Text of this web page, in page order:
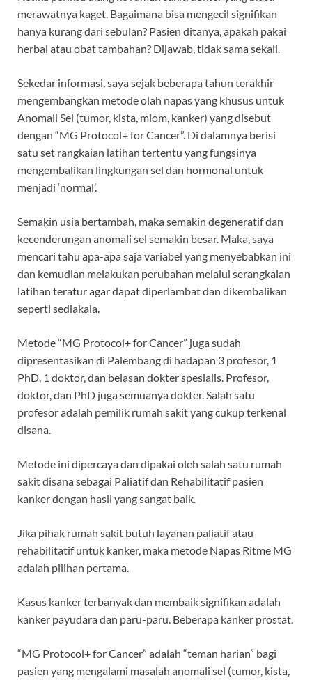
merawatnya kaget. Bagaimana bisa mengecil signifikan
hanya kurang dari sebulan? Pasien ditanya, apakah pakai
herbal atau obat tambahan? Dijawab, tidak sama sekali.
Sekedar informasi, saya sejak beberapa tahun terakhir
mengembangkan metode olah napas yang khusus untuk
Anomali Sel (tumor, kista, miom, kanker) yang disebut
dengan “MG Protocol+ for Cancer”. Di dalamnya berisi
satu set rangkaian latihan tertentu yang fungsinya
mengembalikan lingkungan sel dan hormonal untuk
menjadi ‘normal’.
Semakin usia bertambah, maka semakin degeneratif dan
kecenderungan anomali sel semakin besar. Maka, saya
mencari tahu apa-apa saja variabel yang menyebabkan ini
dan kemudian melakukan perubahan melalui serangkaian
latihan teratur agar dapat diperlambat dan dikembalikan
seperti sediakala.
Metode “MG Protocol+ for Cancer” juga sudah
dipresentasikan di Palembang di hadapan 3 profesor, 1
PhD, 1 doktor, dan belasan dokter spesialis. Profesor,
doktor, dan PhD juga semuanya dokter. Salah satu
profesor adalah pemilik rumah sakit yang cukup terkenal
disana.
Metode ini dipercaya dan dipakai oleh salah satu rumah
sakit disana sebagai Paliatif dan Rehabilitatif pasien
kanker dengan hasil yang sangat baik.
Jika pihak rumah sakit butuh layanan paliatif atau
rehabilitatif untuk kanker, maka metode Napas Ritme MG
adalah pilihan pertama.
Kasus kanker terbanyak dan membaik signifikan adalah
kanker payudara dan paru-paru. Beberapa kanker prostat.
“MG Protocol+ for Cancer” adalah “teman harian” bagi
pasien yang mengalami masalah anomali sel (tumor, kista,